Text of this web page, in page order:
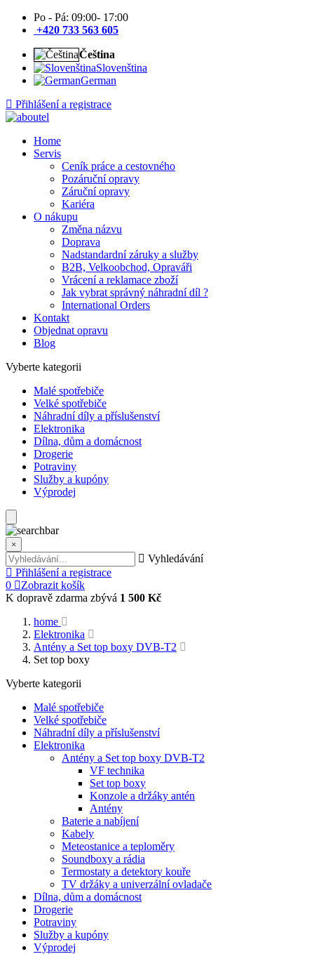
Po - Pá: 09:00- 17:00
+420 733 563 605
Čeština
Slovenština
German
Přihlášení a registrace
Home
Servis
Ceník práce a cestovného
Pozáruční opravy
Záruční opravy
Kariéra
O nákupu
Změna názvu
Doprava
Nadstandardní záruky a služby
B2B, Velkoobchod, Opraváři
Vrácení a reklamace zboží
Jak vybrat správný náhradní díl ?
International Orders
Kontakt
Objednat opravu
Blog
Vyberte kategorii
Malé spotřebiče
Velké spotřebiče
Náhradní díly a příslušenství
Elektronika
Dílna, dům a domácnost
Drogerie
Potraviny
Služby a kupóny
Výprodej
×
Vyhledávání
Přihlášení a registrace
0
Zobrazit košík
K dopravě zdarma zbývá 1 500 Kč
home
Elektronika
Antény a Set top boxy DVB-T2
Set top boxy
Vyberte kategorii
Malé spotřebiče
Velké spotřebiče
Náhradní díly a příslušenství
Elektronika
Antény a Set top boxy DVB-T2
VF technika
Set top boxy
Konzole a držáky antén
Antény
Baterie a nabíjení
Kabely
Meteostanice a teploměry
Soundboxy a rádia
Termostaty a detektory kouře
TV držáky a univerzální ovladače
Dílna, dům a domácnost
Drogerie
Potraviny
Služby a kupóny
Výprodej